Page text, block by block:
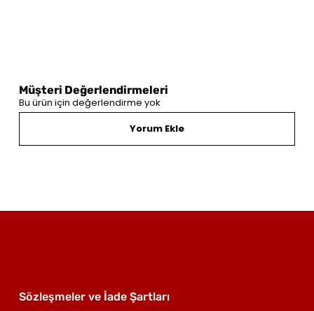
Müşteri Değerlendirmeleri
Bu ürün için değerlendirme yok
Yorum Ekle
Sözleşmeler ve İade Şartları